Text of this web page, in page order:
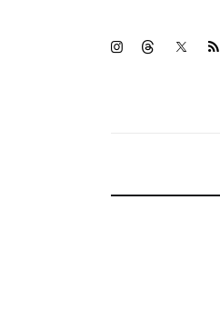
instagramm
threadstwitter-
rss